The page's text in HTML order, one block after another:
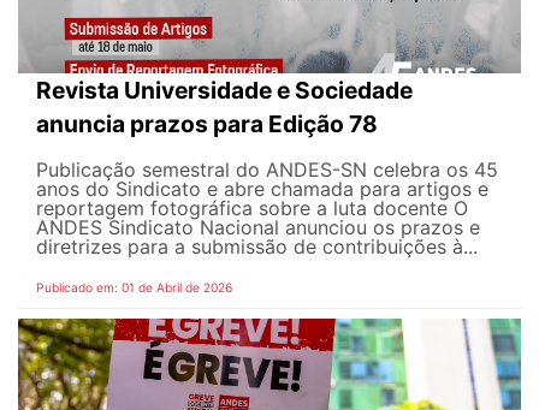
Revista Universidade e Sociedade
anuncia prazos para Edição 78
Publicação semestral do ANDES-SN celebra os 45
anos do Sindicato e abre chamada para artigos e
reportagem fotográfica sobre a luta docente O
ANDES Sindicato Nacional anunciou os prazos e
diretrizes para a submissão de contribuições à...
Publicado em: 01 de Abril de 2026